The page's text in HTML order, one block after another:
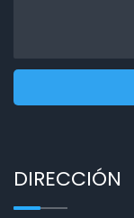
DIRECCIÓN